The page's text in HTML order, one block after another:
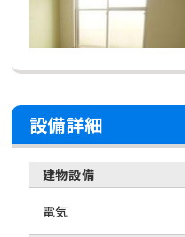
設備詳細
建物設備
電気